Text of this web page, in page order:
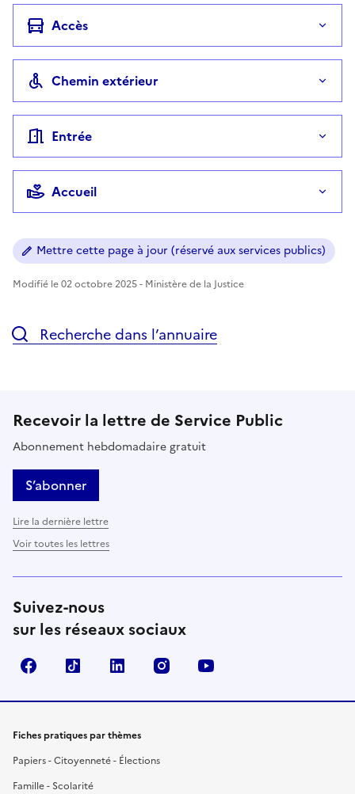
Accès
Chemin extérieur
Entrée
Accueil
Mettre cette page à jour (réservé aux services publics)
Modifié le 02 octobre 2025 - Ministère de la Justice
Recherche dans l’annuaire
Recevoir la lettre de Service Public
Abonnement hebdomadaire gratuit
S’abonner
Lire la dernière lettre
Voir toutes les lettres
Suivez-nous
sur les réseaux sociaux
FacebookTikTok LinkedIn Instagram
Fiches pratiques par thèmes
Papiers - Citoyenneté - Élections
Famille - Scolarité